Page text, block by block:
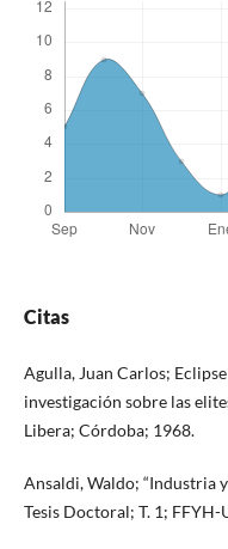
Citas
Agulla, Juan Carlos;
investigación sobre las
Libera; Córdoba; 1968.
Ansaldi, Waldo; “Industria
Tesis Doctoral; T. 1;